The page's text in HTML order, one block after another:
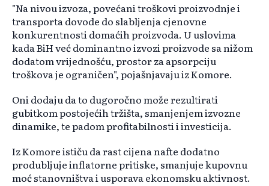
"Na nivou izvoza, povećani troškovi proizvodnje i
transporta dovode do slabljenja cjenovne
konkurentnosti domaćih proizvoda. U uslovima
kada BiH već dominantno izvozi proizvode sa nižom
dodatom vrijednošću, prostor za apsorpciju
troškova je ograničen", pojašnjavaju iz Komore.
Oni dodaju da to dugoročno može rezultirati
gubitkom postojećih tržišta, smanjenjem izvozne
dinamike, te padom profitabilnosti i investicija.
Iz Komore ističu da rast cijena nafte dodatno
produbljuje inflatorne pritiske, smanjuje kupovnu
moć stanovništva i usporava ekonomsku aktivnost.